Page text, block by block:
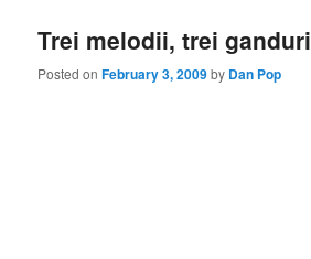
Trei melodii, trei ganduri
Posted onFebruary 3, 2009by Dan Pop